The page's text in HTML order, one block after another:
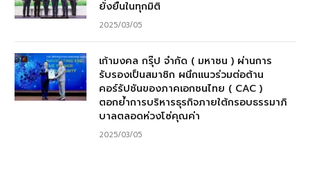
ยั่งยืนในทุกมิติ
2025/03/05
เก้ามงคล กรุ๊ป จำกัด ( มหาชน ) ผ่านการ
รับรองเป็นสมาชิก ผนึกแนวร่วมต่อต้าน
คอร์รัปชันของภาคเอกชนไทย ( CAC )
ตอกย้ำการบริหารธุรกิจภายใต้กรอบธรรมาภิ
บาลตลอดห่วงโซ่คุณค่า
2025/03/05